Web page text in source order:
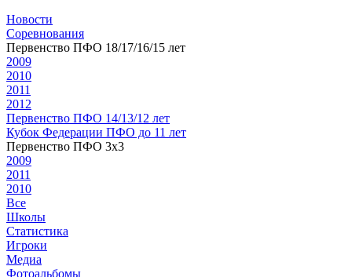
Новости
Соревнования
Первенство ПФО 18/17/16/15 лет
2009
2010
2011
2012
Первенство ПФО 14/13/12 лет
Кубок Федерации ПФО до 11 лет
Первенство ПФО 3х3
2009
2011
2010
Все
Школы
Статистика
Игроки
Медиа
Фотоальбомы